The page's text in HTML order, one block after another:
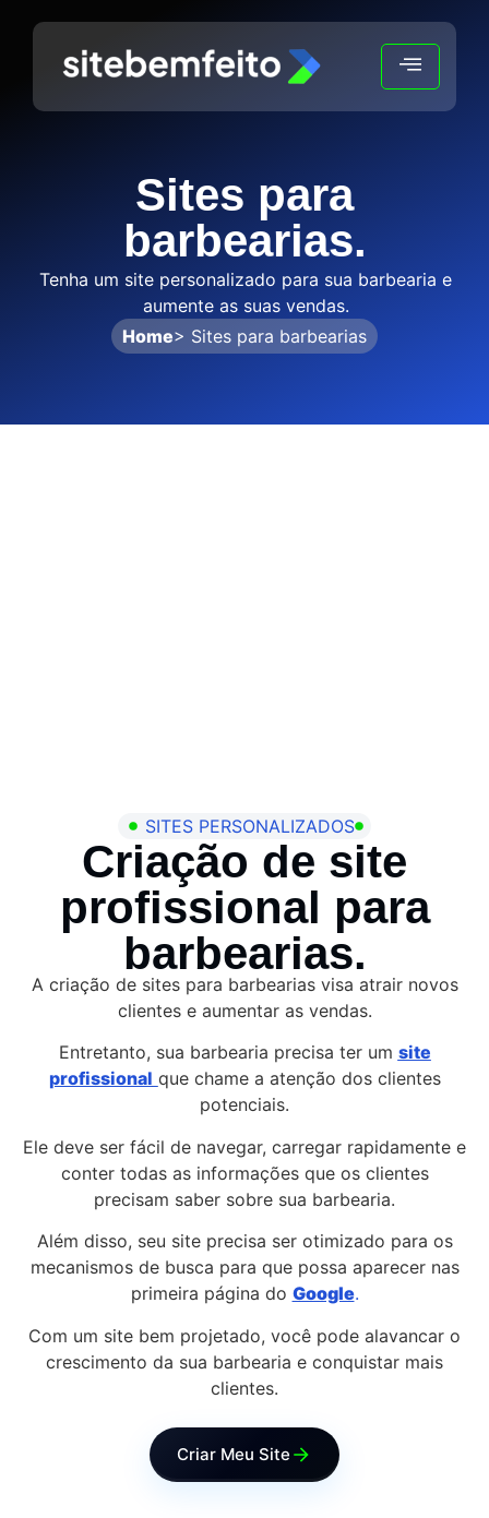
Sites para
barbearias.
Tenha um site personalizado para sua barbearia e
aumente as suas vendas.
Home> Sites para barbearias
SITES PERSONALIZADOS
Criação de site
profissional para
barbearias.
A criação de sites para barbearias visa atrair novos
clientes e aumentar as vendas.
Entretanto, sua barbearia precisa ter um site
profissional que chame a atenção dos clientes
potenciais.
Ele deve ser fácil de navegar, carregar rapidamente e
conter todas as informações que os clientes
precisam saber sobre sua barbearia.
Além disso, seu site precisa ser otimizado para os
mecanismos de busca para que possa aparecer nas
primeira página do Google.
Com um site bem projetado, você pode alavancar o
crescimento da sua barbearia e conquistar mais
clientes.
Criar Meu Site